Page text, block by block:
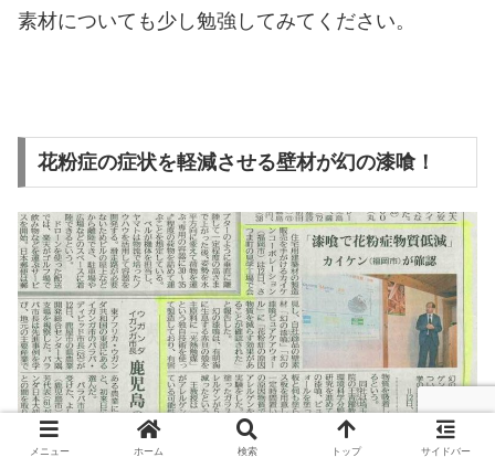
素材についても少し勉強してみてください。
花粉症の症状を軽減させる壁材が幻の漆喰！
メニュー ホーム 検索 トップ サイドバー